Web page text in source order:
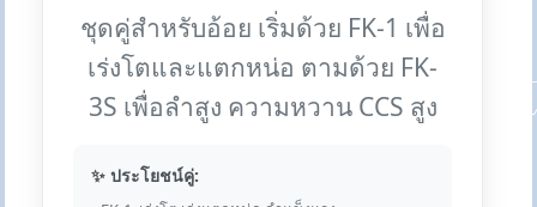
ชุดคู่สำหรับอ้อย เริ่มด้วย FK-1 เพื่อ
เร่งโตและแตกหน่อ ตามด้วย FK-
3S เพื่อลำสูง ความหวาน CCS สูง
✨ ประโยชน์คู่: